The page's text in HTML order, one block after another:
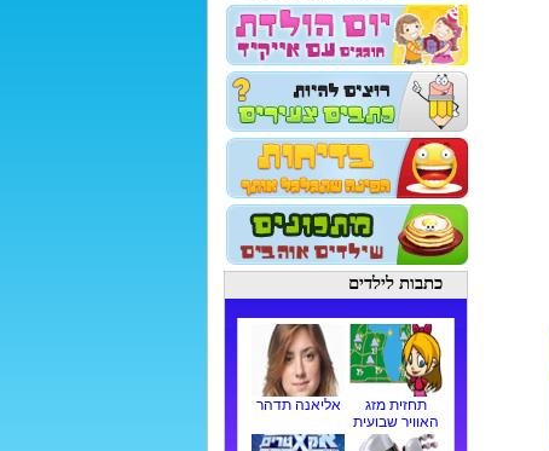
כתבות לילדים
תחזית מזג
האוויר שבועית
אליאנה תדהר